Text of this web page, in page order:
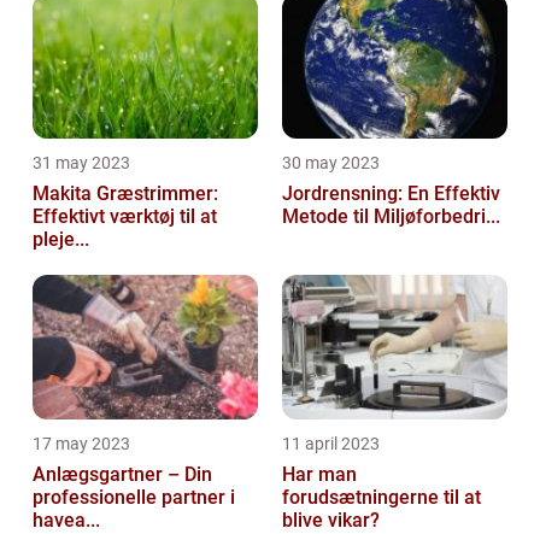
31 may 2023
Makita Græstrimmer:
Effektivt værktøj til at
pleje...
30 may 2023
Jordrensning: En Effektiv
Metode til Miljøforbedri...
17 may 2023
Anlægsgartner – Din
professionelle partner i
havea...
11 april 2023
Har man
forudsætningerne til at
blive vikar?